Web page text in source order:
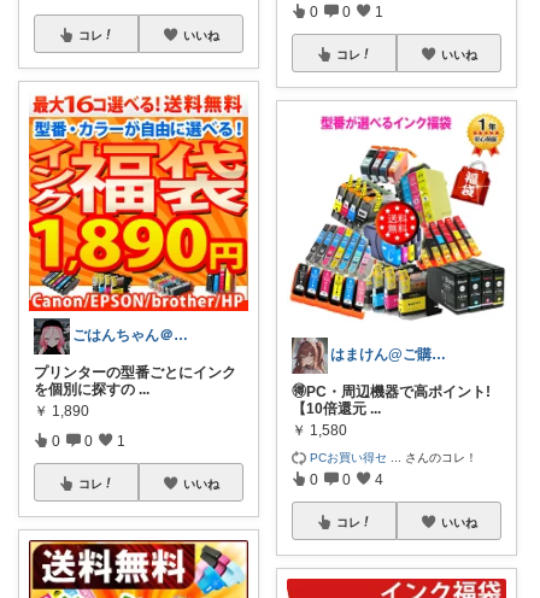
コレ いいね
ごはんちゃん＠見ていただき感謝です♪
プリンターの型番ごとにインク
を個別に探すの ...
￥ 1,890
0 0 1
コレ いいね
0 0 1
コレ いいね
はまけん@ご購入ありがとうございます
🉐PC・周辺機器で高ポイント!
【10倍還元 ...
￥ 1,580
PCお買い得セ さんのコレ！
0 0 4
コレ いいね